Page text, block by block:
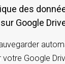
Google
votre Google